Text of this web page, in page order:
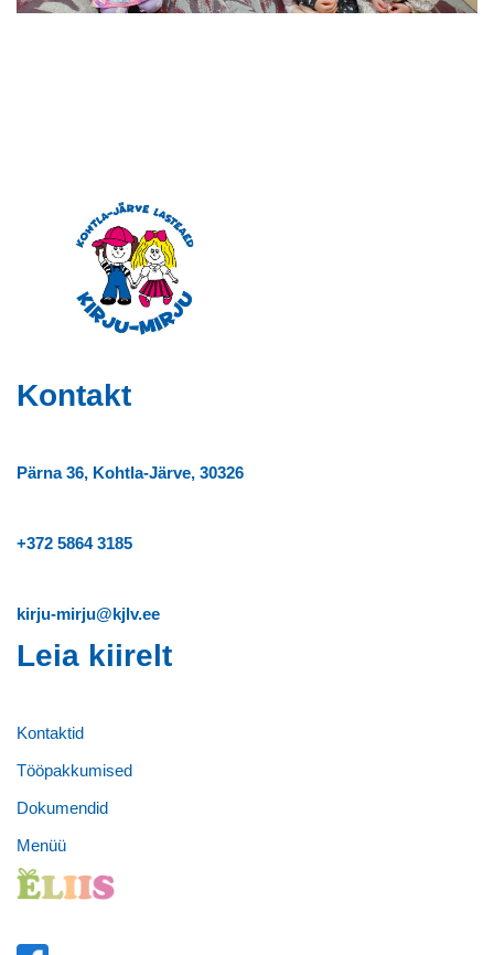
Kontakt
Pärna 36, Kohtla-Järve, 30326
+372 5864 3185
kirju-mirju@kjlv.ee
Leia kiirelt
Kontaktid
Tööpakkumised
Dokumendid
Menüü